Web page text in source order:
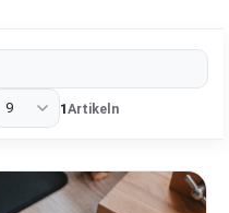
1Artikeln